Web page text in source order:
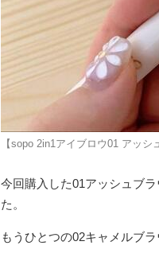
【sopo 2in1アイブロウ01 アッ
今回購入した01アッシュブ
た。
もうひとつの02キャメルブ